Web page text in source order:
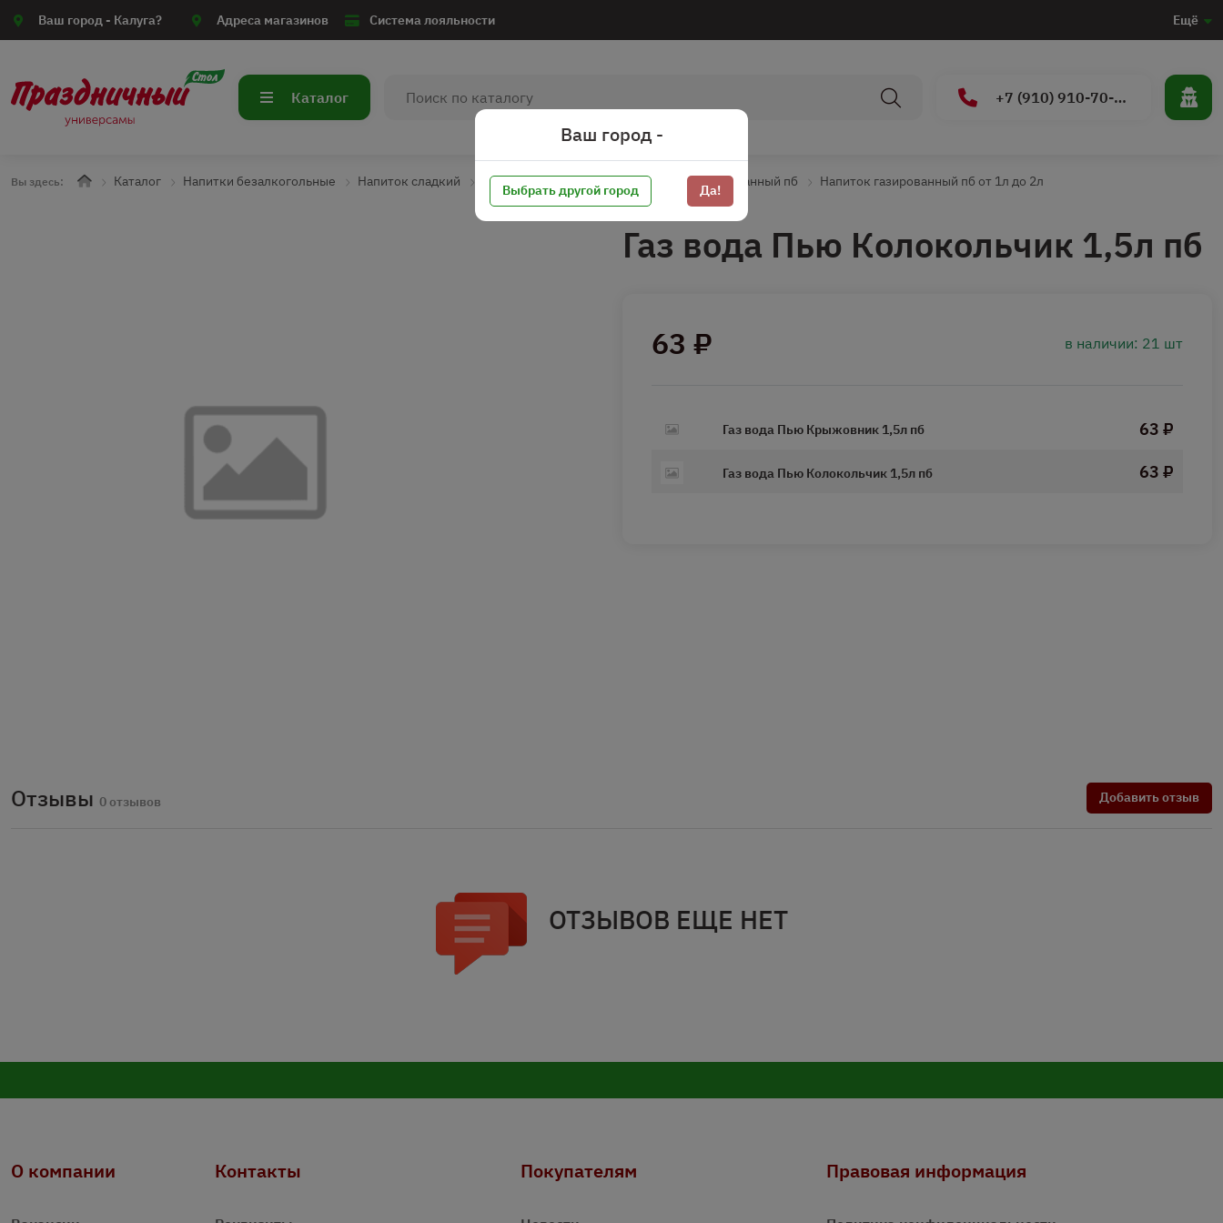
Ваш город - Калуга? Адреса магазинов Система лояльности Ещё
Каталог +7 (910) 910-70-15
Вы здесь: Каталог Напитки безалкогольные Напиток сладкий Напиток газированный Напиток газированный пб Напиток газированный пб от 1л до 2л
Газ вода Пью Колокольчик 1,5л пб
63 ₽ в наличии: 21 шт
Газ вода Пью Крыжовник 1,5л пб 63 ₽
Газ вода Пью Колокольчик 1,5л пб 63 ₽
Отзывы 0 отзывов Добавить отзыв
ОТЗЫВОВ ЕЩЕ НЕТ
О компании Контакты Покупателям Правовая информация
Ваш город -
Выбрать другой город Да!